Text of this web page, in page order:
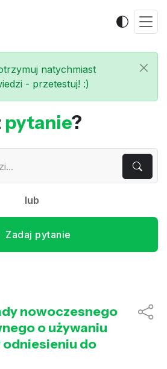
natychmiast
- przetestuj! :)
pytanie?
lub
Zadaj pytanie
nowoczesnego
o używaniu
odniesieniu do